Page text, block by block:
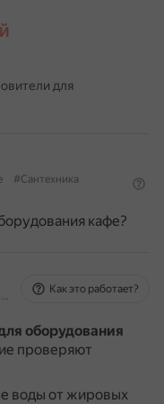
для
#Сантехника
кафе?
На основе источников, возможны неточности
Как это работает?
оборудования
проверяют
воды от жировых